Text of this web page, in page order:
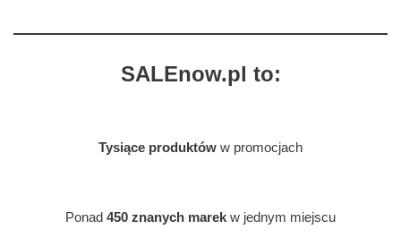
SALEnow.pl to:
Tysiące produktów w promocjach
Ponad 450 znanych marek w jednym miejscu